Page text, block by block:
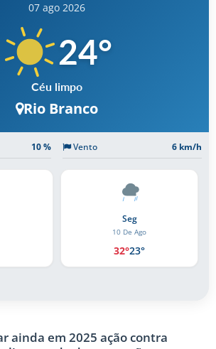
07 ago 2026
24°
Céu limpo
Rio Branco
10 % Vento 6 km/h
Seg
10 De Ago
32°23°
ainda em 2025 ação contra